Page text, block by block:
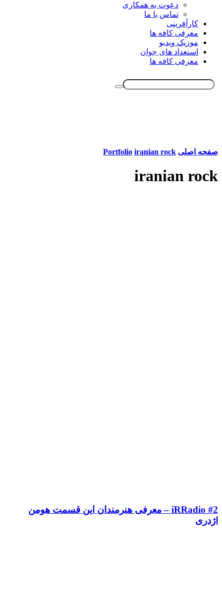
دعوت به همکاری
تماس با ما
کارآفرینی
معرفی کافه ها
موزیک ویدیو
استعداد های جوان
معرفی کافه ها
صفحه اصلی Portfolio iranian rock
iranian rock
iRRadio #2 – معرفی هنرمندان این قسمت هومن
اژدری